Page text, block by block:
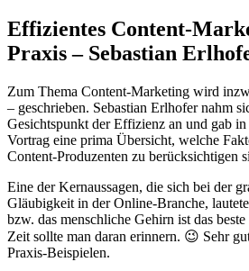
Effizientes Content-
Praxis – Sebastian
Zum Thema Content-Marketing wird
– geschrieben. Sebastian Erlhofer nahm
Gesichtspunkt der Effizienz an und gab
Vortrag eine prima Übersicht, welche
Content-Produzenten zu berücksichtigen
Eine der Kernaussagen, die sich bei der
Gläubigkeit in der Online-Branche,
bzw. das menschliche Gehirn ist das
Zeit sollte man daran erinnern. 😉 Sehr
Praxis-Beispielen.